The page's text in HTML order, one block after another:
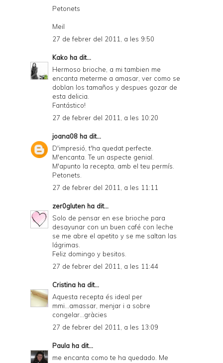
Petonets
Meil
27 de febrer del 2011, a les 9:50
Kako ha dit...
Hermoso brioche, a mi tambien me
encanta meterme a amasar, ver como se
doblan los tamaños y despues gozar de
esta delicia.
Fantástico!
27 de febrer del 2011, a les 10:20
joana08 ha dit...
D'impresió, t'ha quedat perfecte.
M'encanta. Te un aspecte genial.
M'apunto la recepta, amb el teu permís.
Petonets.
27 de febrer del 2011, a les 11:11
zer0gluten ha dit...
Solo de pensar en ese brioche para
desayunar con un buen café con leche
se me abre el apetito y se me saltan las
lágrimas.
Feliz domingo y besitos.
27 de febrer del 2011, a les 11:44
Cristina ha dit...
Aquesta recepta és ideal per
mmi...amassar, menjar i a sobre
congelar...gràcies
27 de febrer del 2011, a les 13:09
Paula ha dit...
me encanta como te ha quedado. Me